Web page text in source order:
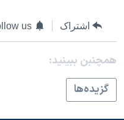
دادگاه حمید نوری
چهل سال گروگان‌گیری
قانون شفافیت دارائی کادر
اعتراضات مردمی آبان ۹۸
اشتراک us
همچنبن ببینید:
گزيده‌ها